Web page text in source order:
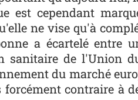
est cependant
ne vise qu'à
a écartelé entre
sanitaire de l'Union
du marché
contraire à